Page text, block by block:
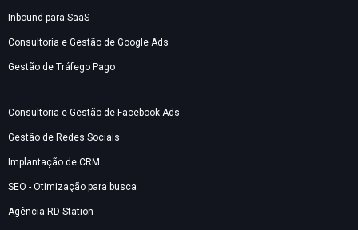
Inbound para SaaS
Consultoria e Gestão de Google Ads
Gestão de Tráfego Pago
Consultoria e Gestão de Facebook Ads
Gestão de Redes Sociais
Implantação de CRM
SEO - Otimização para busca
Agência RD Station